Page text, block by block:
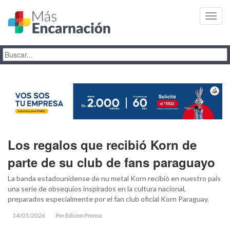
Los regalos que recibió Korn de
parte de su club de fans paraguayo
La banda estadounidense de nu metal Korn recibió en nuestro país
una serie de obsequios inspirados en la cultura nacional,
preparados especialmente por el fan club oficial Korn Paraguay.
14/05/2026 Por Edicion Prensa